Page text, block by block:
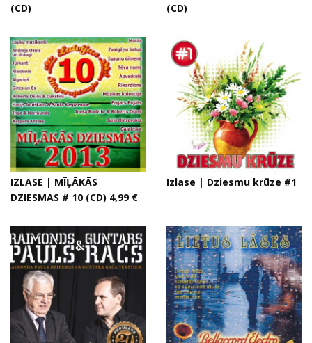
(CD)
(CD)
IZLASE | MĪĻĀKĀS
DZIESMAS # 10 (CD) 4,99 €
Izlase | Dziesmu krūze #1